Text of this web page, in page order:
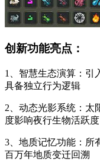
创新功能亮点：
1、智慧生态演算：引
具备独立行为逻辑
2、动态光影系统：太
度影响夜行生物活跃度
3、地质记忆功能：所
百万年地质变迁回溯